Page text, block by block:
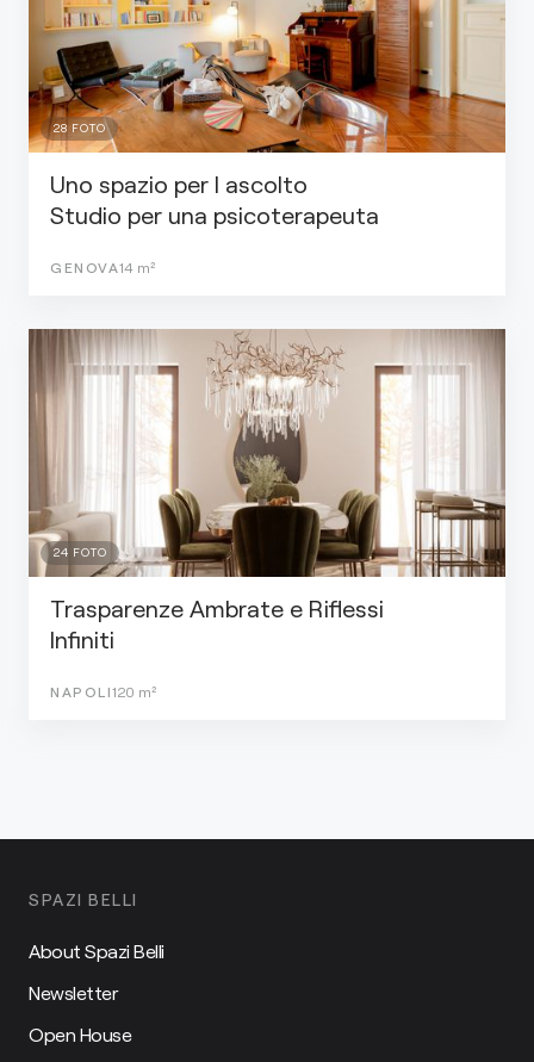
28 FOTO
Uno spazio per l ascolto
Studio per una psicoterapeuta
GENOVA14 m²
24 FOTO
Trasparenze Ambrate e Riflessi
Infiniti
NAPOLI120 m²
SPAZI BELLI
About Spazi Belli
Newsletter
Open House